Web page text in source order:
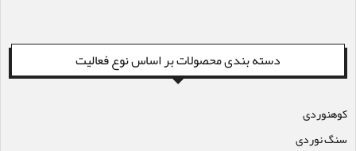
دسته بندی محصولات بر اساس نوع فعالیت
کوهنوردی
سنگ نوردی